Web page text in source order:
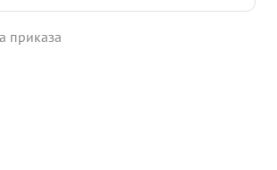
10 РАК. действующий в составе 8
приказа